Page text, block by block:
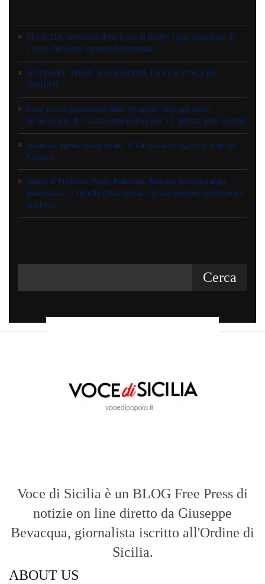
SEUS 118, lavoratori delle Eolie al limite. Oggi postazione di
Lipari chiusa per carenza di personale.
AUTISMO: SPORT E SOLIDARIETÀ PER VINCERE
INSIEME
Etna, nuovo parossismo dalla Voragine: stop agli arrivi
all’aeroporto di Catania almeno fino alle 12, attivati treni speciali
Ipanema, agosto senza serate: il Tar lascia in vigore lo stop del
Comune
Addio al Professor Paolo Pederzoli, Maestro della chirurgia
pancreatica. Il ricordo della Sicilia: «Il suo esempio continuerà a
guidarci»
Voce di Sicilia è un BLOG Free Press di
notizie on line diretto da Giuseppe
Bevacqua, giornalista iscritto all'Ordine di
Sicilia.
ABOUT US